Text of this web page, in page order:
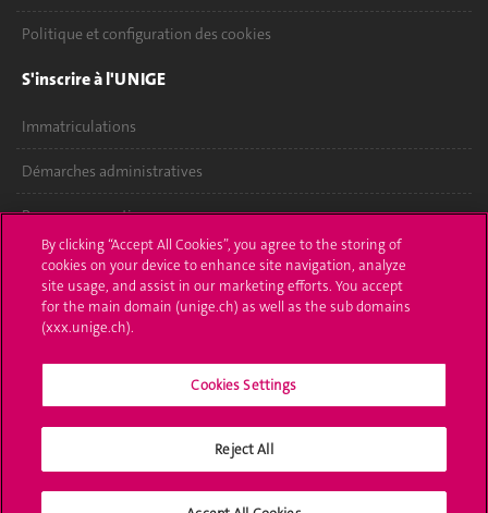
Politique et configuration des cookies
S'inscrire à l'UNIGE
Immatriculations
Démarches administratives
Poser une question
L'UNIGE vous informe
UNIGE Mobile
By clicking “Accept All Cookies”, you agree to the storing of
cookies on your device to enhance site navigation, analyze
site usage, and assist in our marketing efforts. You accept
for the main domain (unige.ch) as well as the sub domains
(xxx.unige.ch).
Cookies Settings
Reject All